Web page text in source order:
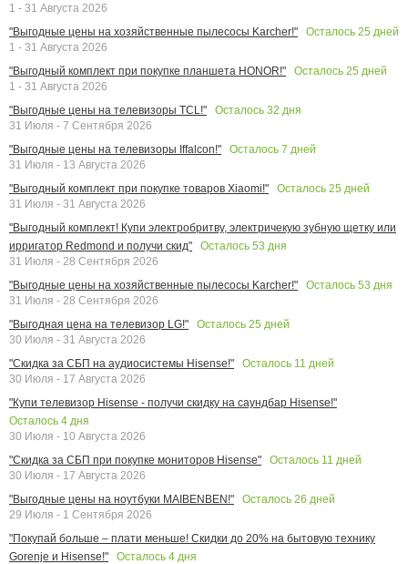
1 - 31 Августа 2026
"Выгодные цены на хозяйственные пылесосы Karcher!"
Осталось 25 дней
1 - 31 Августа 2026
"Выгодный комплект при покупке планшета HONOR!"
Осталось 25 дней
1 - 31 Августа 2026
"Выгодные цены на телевизоры TCL!"
Осталось 32 дня
31 Июля - 7 Сентября 2026
"Выгодные цены на телевизоры Iffalcon!"
Осталось 7 дней
31 Июля - 13 Августа 2026
"Выгодный комплект при покупке товаров Xiaomi!"
Осталось 25 дней
31 Июля - 31 Августа 2026
"Выгодный комплект! Купи электробритву, электричекую зубную щетку или
ирригатор Redmond и получи скид"
Осталось 53 дня
31 Июля - 28 Сентября 2026
"Выгодные цены на хозяйственные пылесосы Karcher!"
Осталось 53 дня
31 Июля - 28 Сентября 2026
"Выгодная цена на телевизор LG!"
Осталось 25 дней
30 Июля - 31 Августа 2026
"Скидка за СБП на аудиосистемы Hisense!"
Осталось 11 дней
30 Июля - 17 Августа 2026
"Купи телевизор Hisense - получи скидку на саундбар Hisense!"
Осталось 4 дня
30 Июля - 10 Августа 2026
"Скидка за СБП при покупке мониторов Hisense"
Осталось 11 дней
30 Июля - 17 Августа 2026
"Выгодные цены на ноутбуки MAIBENBEN!"
Осталось 26 дней
29 Июля - 1 Сентября 2026
"Покупай больше – плати меньше! Скидки до 20% на бытовую технику
Gorenje и Hisense!"
Осталось 4 дня